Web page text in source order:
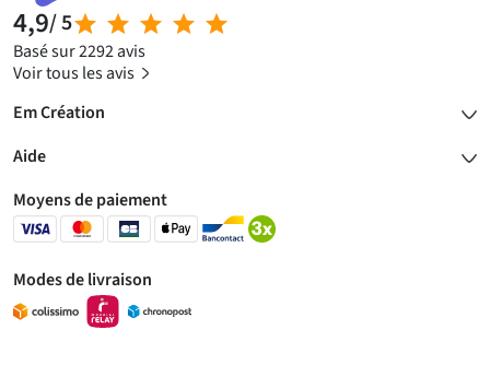
4,9/ 5
Basé sur 2292 avis
Voir tous les avis
Em Création
Aide
Moyens de paiement
Modes de livraison